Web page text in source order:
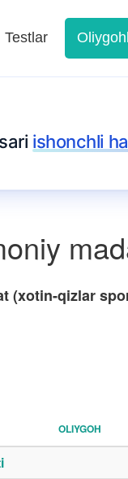
Testlar
ishonchli
(xotin-qizlar
OLIYGOH